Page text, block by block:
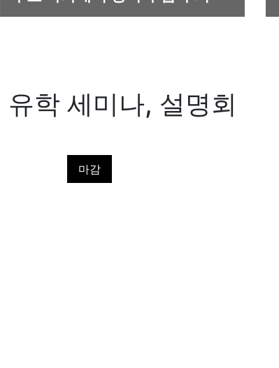
유학 세미나, 설명회
마감